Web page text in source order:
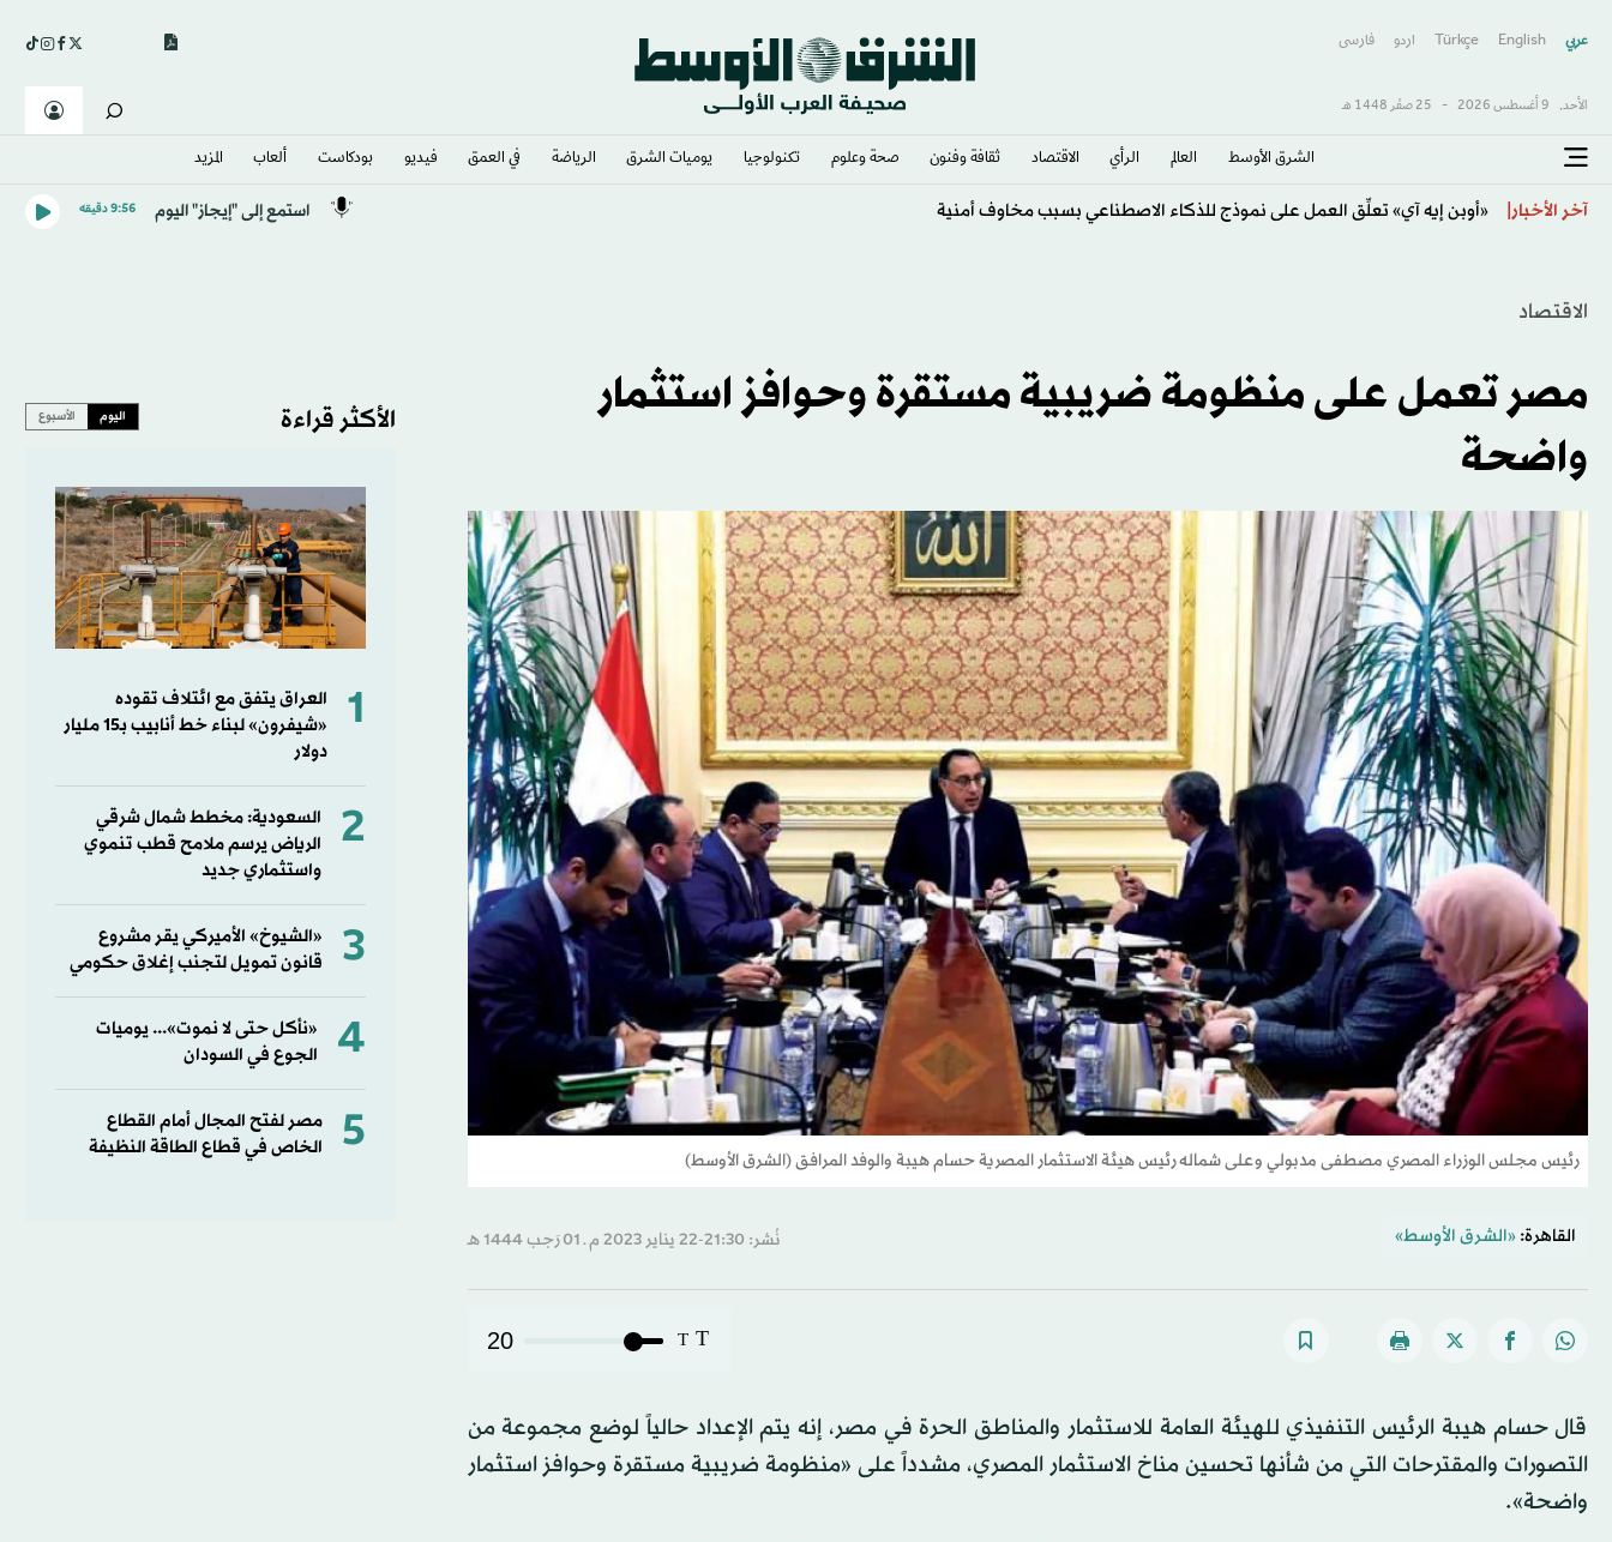
عربي English
Türkçe اردو فارسى
الأحد, 9 أغسطس 2026 - 25 صفَر 1448 هـ
الشرق الأوسط​ العالم الرأي الاقتصاد ثقافة وفنون صحة وعلوم تكنولوجيا يوميات الشرق​ الرياضة في العمق فيديو بودكاست ألعاب المزيد
آخر الأخبار تحذيرات من الفيضانات مع اتجاه الإعصار «دولفين» لساحل الصين الشرقي استمع إلى "إيجاز" اليوم 9:56 دقيقه
الاقتصاد
مصر تعمل على منظومة ضريبية مستقرة وحوافز استثمار
واضحة
رئيس مجلس الوزراء المصري مصطفى مدبولي وعلى شماله رئيس هيئة الاستثمار المصرية حسام هيبة والوفد المرافق (الشرق الأوسط)
القاهرة: «الشرق الأوسط» نُشر: 21:30-22 يناير 2023 م ـ 01 رَجب 1444 هـ
T
T
20
قال حسام هيبة الرئيس التنفيذي للهيئة العامة للاستثمار والمناطق الحرة في مصر، إنه يتم الإعداد حالياً لوضع مجموعة من
التصورات والمقترحات التي من شأنها تحسين مناخ الاستثمار المصري، مشدداً على «منظومة ضريبية مستقرة وحوافز استثمار
واضحة».
الأكثر قراءة اليوم الأسبوع
1
العراق يتفق مع ائتلاف تقوده
«شيفرون» لبناء خط أنابيب بـ15 مليار
دولار
2
السعودية: مخطط شمال شرقي
الرياض يرسم ملامح قطب تنموي
واستثماري جديد
3
«الشيوخ» الأميركي يقر مشروع
قانون تمويل لتجنب إغلاق حكومي
4
«نأكل حتى لا نموت»... يوميات
الجوع في السودان
5
مصر لفتح المجال أمام القطاع
الخاص في قطاع الطاقة النظيفة